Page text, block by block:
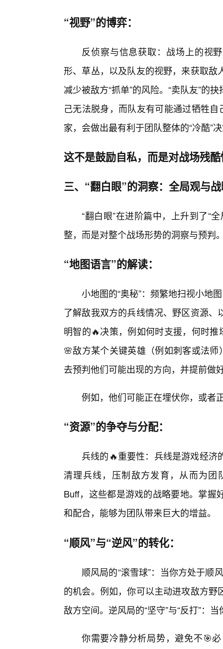
“视野”的博弈：
反侦察与信息获取：战场上的视
形、草丛，以及队友的视野，来获取
减少被敌方“抓单”的风险。“卖队友”的
己无法脱身，而队友有可能通过牺牲
家，会做出最有利于团队整体的“冷酷”
这不是鼓励自私，而是对战场残
三、“翻白眼”的洞察：全局观与
“翻白眼”在进阶篇中，上升到了“
整，而是对整个战场形势的洞察与预判
“地图语言”的解读：
小地图的“奥秘”：频繁地扫视小地
了解敌我双方的兵线情况、野区资源
明智的🔥决策，例如何时支援，何时
🌸敌方某个关键英雄（例如刺客或法
去预判他们可能出现的方向，并提前做
例如，他们可能正在埋伏你，或者
“资源”的争夺与分配：
兵线的🔥重要性：兵线是游戏经济
清理兵线，压制敌方发育，从而为团
Buff，这些都是游戏的战略要地。掌握
和配合，能够为团队带来巨大的增益。
“顺风”与“逆风”的转化：
顺风局的“滚雪球”：当你方处于顺
的机会。例如，你可以主动进攻敌方
敌方空间。逆风局的“坚守”与“反打”：
你需要冷静分析局势，避免不🎯